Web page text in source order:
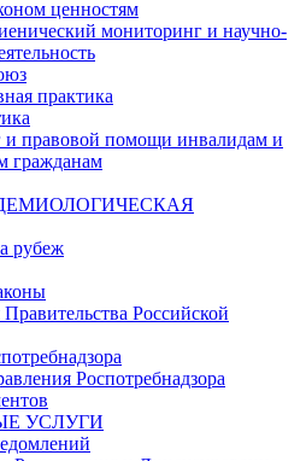
ценностям
мониторинг и научно-
практика
и правовой помощи инвалидам и
гражданам
рубеж
Российской
Роспотребнадзора
УСЛУГИ